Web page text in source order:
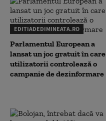
EDITIADEDIMINEATA.RO
Parlamentul European a
lansat un joc gratuit în care
utilizatorii controlează o
campanie de dezinformare